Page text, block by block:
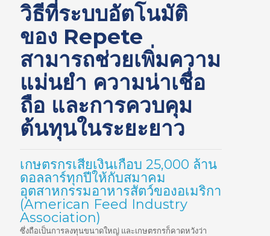
วิธีที่ระบบอัตโนมัติ
ของ Repete
สามารถช่วยเพิ่มความ
แม่นยำ ความน่าเชื่อ
ถือ และการควบคุม
ต้นทุนในระยะยาว
เกษตรกรเสียเงินเกือบ 25,000 ล้าน
ดอลลาร์ทุกปีให้กับสมาคม
อุตสาหกรรมอาหารสัตว์ของอเมริกา
(American Feed Industry
Association)
ซึ่งถือเป็นการลงทุนขนาดใหญ่ และเกษตรกรก็คาดหวังว่า